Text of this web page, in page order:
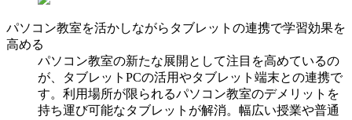
パソコン教室を活かしながらタブレットの連携で学習効果を
高める
パソコン教室の新たな展開として注目を高めているの
が、タブレットPCの活用やタブレット端末との連携で
す。利用場所が限られるパソコン教室のデメリットを
持ち運び可能なタブレットが解消。幅広い授業や普通